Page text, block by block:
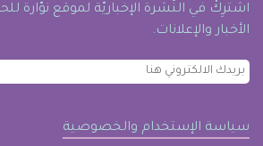
اشترِكْ في النّشرة الإخباريّة لموقع نوّارة
الأخبار والإعلانات.
سياسة الإستخدام والخصوصية